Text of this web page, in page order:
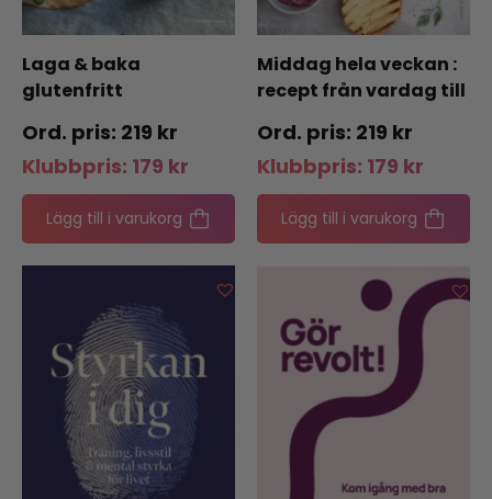
Laga & baka
glutenfritt
219 kr
Klubbpris: 179 kr
Lägg till i varukorg
Middag hela veckan :
recept från vardag till
219 kr
Klubbpris: 179 kr
Lägg till i varukorg